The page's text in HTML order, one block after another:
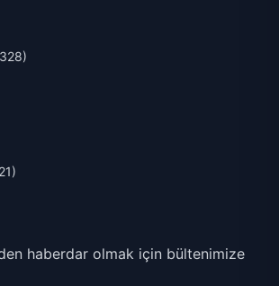
haberdar olmak için bültenimize